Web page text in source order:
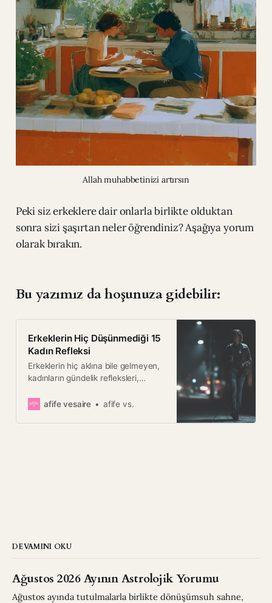
Allah muhabbetinizi artırsın
Peki siz erkeklere dair onlarla birlikte olduktan
sonra sizi şaşırtan neler öğrendiniz? Aşağıya yorum
olarak bırakın.
Bu yazımız da hoşunuza gidebilir:
Erkeklerin Hiç Düşünmediği 15
Kadın Refleksi
Erkeklerin hiç aklına bile gelmeyen,
kadınların gündelik refleksleri,
vardığında yaz” diyen bir dünyanın
afife vesaire afife vs.
DEVAMINI OKU
Ağustos 2026 Ayının Astrolojik Yorumu
Ağustos ayında tutulmalarla birlikte dönüşümsuh sahne,